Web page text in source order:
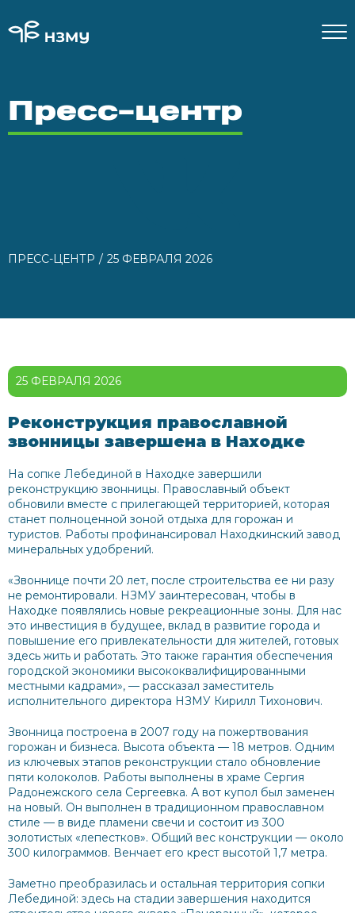
Пресс-центр
ПРЕСС-ЦЕНТР 25 ФЕВРАЛЯ 2026
25 ФЕВРАЛЯ 2026
Реконструкция православной
звонницы завершена в Находке
На сопке Лебединой в Находке завершили
реконструкцию звонницы. Православный объект
обновили вместе с прилегающей территорией, которая
станет полноценной зоной отдыха для горожан и
туристов. Работы профинансировал Находкинский завод
минеральных удобрений.
«Звоннице почти 20 лет, после строительства ее ни разу
не ремонтировали. НЗМУ заинтересован, чтобы в
Находке появлялись новые рекреационные зоны. Для нас
это инвестиция в будущее, вклад в развитие города и
повышение его привлекательности для жителей, готовых
здесь жить и работать. Это также гарантия обеспечения
городской экономики высококвалифицированными
местными кадрами», — рассказал заместитель
исполнительного директора НЗМУ Кирилл Тихонович.
Звонница построена в 2007 году на пожертвования
горожан и бизнеса. Высота объекта — 18 метров. Одним
из ключевых этапов реконструкции стало обновление
пяти колоколов. Работы выполнены в храме Сергия
Радонежского села Сергеевка. А вот купол был заменен
на новый. Он выполнен в традиционном православном
стиле — в виде пламени свечи и состоит из 300
золотистых «лепестков». Общий вес конструкции — около
300 килограммов. Венчает его крест высотой 1,7 метра.
Заметно преобразилась и остальная территория сопки
Лебединой: здесь на стадии завершения находится